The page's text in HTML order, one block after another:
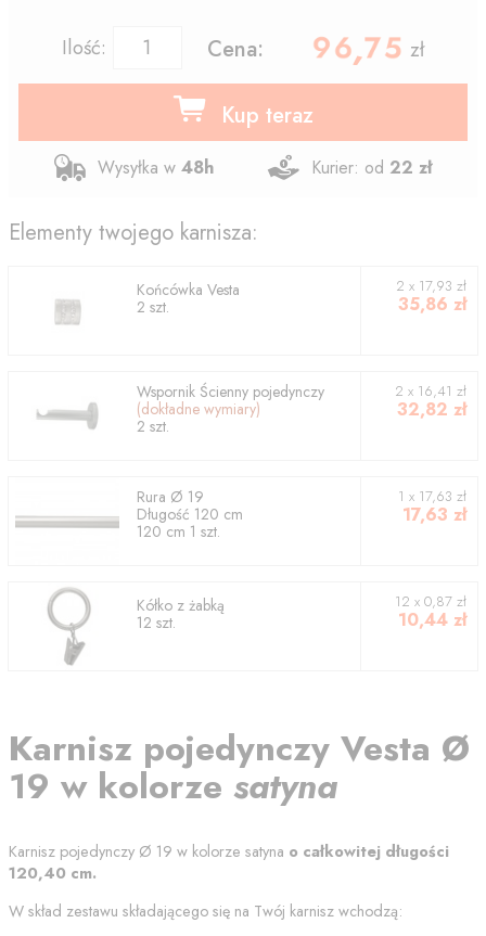
Ilość: Cena: , zł
Kup teraz
Wysyłka w 48h Kurier: od 22 zł
Elementy twojego karnisza:
Końcówka Vesta
2 szt.
2 x 17,93 zł
35,86 zł
Wspornik Ścienny pojedynczy
(dokładne wymiary)
2 szt.
2 x 16,41 zł
32,82 zł
Rura Ø 19
Długość 120 cm
120 cm 1 szt.
1 x 17,63 zł
17,63 zł
Kółko z żabką
12 szt.
12 x 0,87 zł
10,44 zł
Karnisz pojedynczy Vesta Ø
19 w kolorze satyna
Karnisz pojedynczy Ø 19 w kolorze satyna o całkowitej długości
120,40 cm.
W skład zestawu składającego się na Twój karnisz wchodzą: